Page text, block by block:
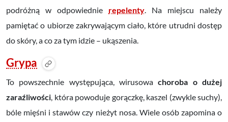
podróżną w odpowiednie repelenty . Na miejscu należy
pamiętać o ubiorze zakrywającym ciało, które utrudni dostęp
do skóry, a co za tym idzie – ukąszenia.
Grypa
To powszechnie występująca, wirusowa choroba o dużej
zaraźliwości, która powoduje gorączkę, kaszel (zwykle suchy),
bóle mięśni i stawów czy nieżyt nosa. Wiele osób zapomina o